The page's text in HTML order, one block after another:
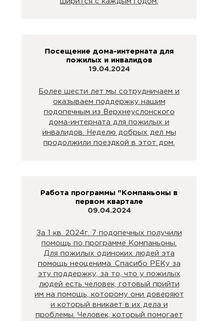
Посещение дома-интерната для
пожилых и инвалидов
19.04.2024
Более шести лет мы сотрудничаем и
оказываем поддержку нашим
подопечным из Верхнеуслонского
дома-интерната для пожилых и
инвалидов. Неделю добрых дел мы
продолжили поездкой в этот дом.
Работа программы "Компаньоны в
первом квартале
09.04.2024
За 1 кв. 2024г. 7 подопечных получили
помощь по программе Компаньоны.
Для пожилых одиноких людей эта
помощь неоценима. Спасибо РЕКу за
эту поддержку, за то, что у пожилых
людей есть человек, готовый прийти
им на помощь, которому они доверяют
и который вникает в их дела и
проблемы. Человек, который помогает